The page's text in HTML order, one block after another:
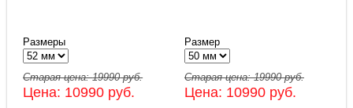
Размеры
Старая цена:19990руб.
Цена: 10990 руб.
Размер
Старая цена:19990руб.
Цена: 10990 руб.